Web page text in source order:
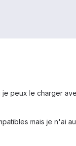
peux le charger
mais je n'ai